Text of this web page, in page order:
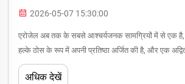
2026-05-07 15:30:00
एरोजेल अब तक के सबसे आश्चर्यजनक सामग्रियों में से एक
हल्के ठोस के रूप में अपनी प्रतिष्ठा अर्जित की है, और एक
रूप में भी कार्य करता है। यह असाधारण पदार्थ कभी-कभी
अधिक देखें